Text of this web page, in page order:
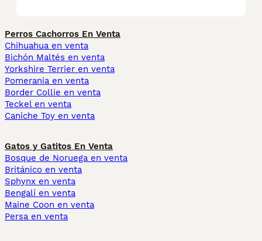
Perros Cachorros En Venta
Chihuahua en venta
Bichón Maltés en venta
Yorkshire Terrier en venta
Pomerania en venta
Border Collie en venta
Teckel en venta
Caniche Toy en venta
Gatos y Gatitos En Venta
Bosque de Noruega en venta
Británico en venta
Sphynx en venta
Bengalí en venta
Maine Coon en venta
Persa en venta